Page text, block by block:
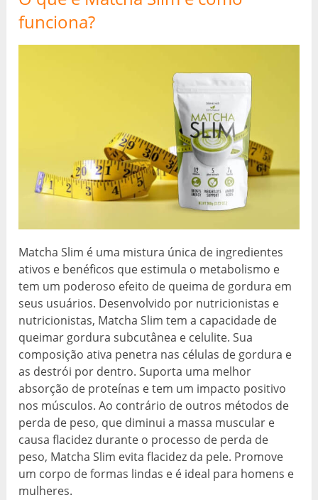
funciona?
Matcha Slim é uma mistura única de ingredientes
ativos e benéficos que estimula o metabolismo e
tem um poderoso efeito de queima de gordura em
seus usuários. Desenvolvido por nutricionistas e
nutricionistas, Matcha Slim tem a capacidade de
queimar gordura subcutânea e celulite. Sua
composição ativa penetra nas células de gordura e
as destrói por dentro. Suporta uma melhor
absorção de proteínas e tem um impacto positivo
nos músculos. Ao contrário de outros métodos de
perda de peso, que diminui a massa muscular e
causa flacidez durante o processo de perda de
peso, Matcha Slim evita flacidez da pele. Promove
um corpo de formas lindas e é ideal para homens e
mulheres.